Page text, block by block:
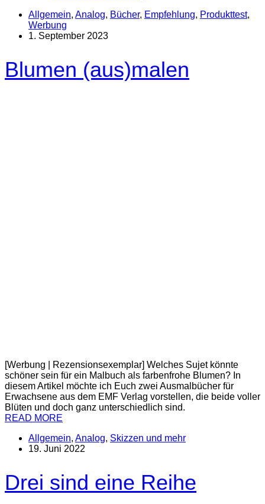
Allgemein, Analog, Bücher, Empfehlung, Produkttest,
Werbung
1. September 2023
Blumen (aus)malen
[Werbung | Rezensionsexemplar] Welches Sujet könnte
schöner sein für ein Malbuch als farbenfrohe Blumen? In
diesem Artikel möchte ich Euch zwei Ausmalbücher für
Erwachsene aus dem EMF Verlag vorstellen, die beide voller
Blüten und doch ganz unterschiedlich sind.
READ MORE
Allgemein, Analog, Skizzen und mehr
19. Juni 2022
Drei sind eine Reihe